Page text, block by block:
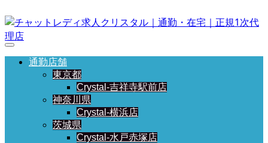
通勤店舗
東京都
Crystal-吉祥寺駅前店
神奈川県
Crystal-横浜店
茨城県
Crystal-水戸赤塚店